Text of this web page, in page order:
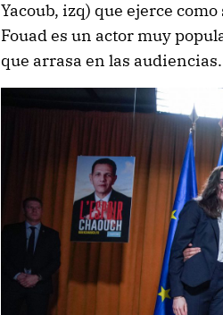
Yacoub, izq) que ejerce
Fouad es un actor muy
que arrasa en las audiencias.